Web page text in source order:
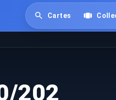
Cartes
202